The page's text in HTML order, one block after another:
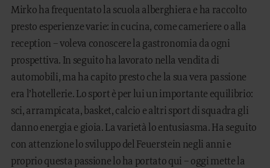
Mirko ha frequentato la scuola alberghiera e ha raccolto
presto esperienze varie: in cucina, come cameriere o alla
reception – voleva conoscere la gastronomia da ogni
prospettiva. In seguito ha lavorato nella vendita di
automobili, ma ha capito presto che la sua vera passione
era l’hotellerie. Lo sport è per lui un importante equilibrio:
sci, arrampicata, basket, calcio e altri sport di squadra gli
danno energia e gioia. La varietà lo entusiasma. Ha seguito
con attenzione lo sviluppo del Feuerstein negli anni e
proprio questa passione lo ha portato qui – oggi mette la